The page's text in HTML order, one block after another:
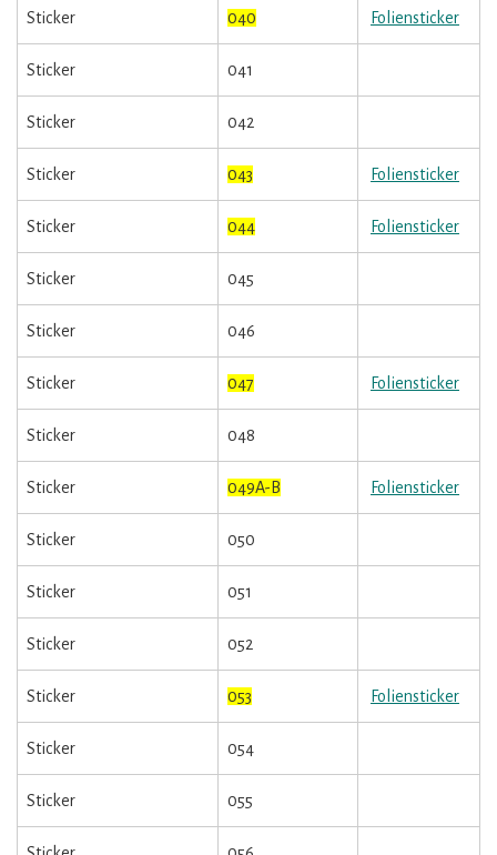
Sticker 040 Foliensticker
Sticker 041
Sticker 042
Sticker 043 Foliensticker
Sticker 044 Foliensticker
Sticker 045
Sticker 046
Sticker 047 Foliensticker
Sticker 048
Sticker 049A-B Foliensticker
Sticker 050
Sticker 051
Sticker 052
Sticker 053 Foliensticker
Sticker 054
Sticker 055